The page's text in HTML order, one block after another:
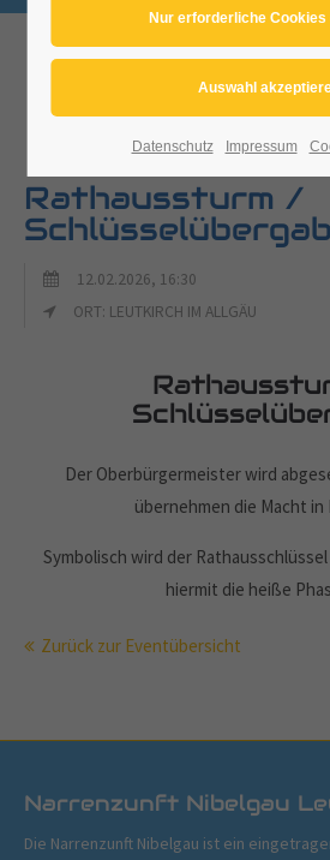
Fasnet
Rathaussturm /
12.02.2026, 16:30
ORT: LEUTKIRCH IM ALLGÄU
Der Oberbürgermeister wird
übernehmen die Macht in
Symbolisch wird der
hiermit die heiße
Zurück zur Eventübersicht
Narrenzunft Nibelgau
Die Narrenzunft Nibelgau ist ein
Datenschutz Impressum